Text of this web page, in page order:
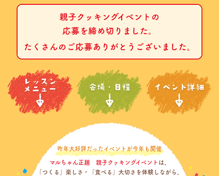
昨年大好評だったイベントが今年も開催
マルちゃん正麺 親子クッキングイベント は、
「つくる」楽しさ・「食べる」大切さを体験しながら、